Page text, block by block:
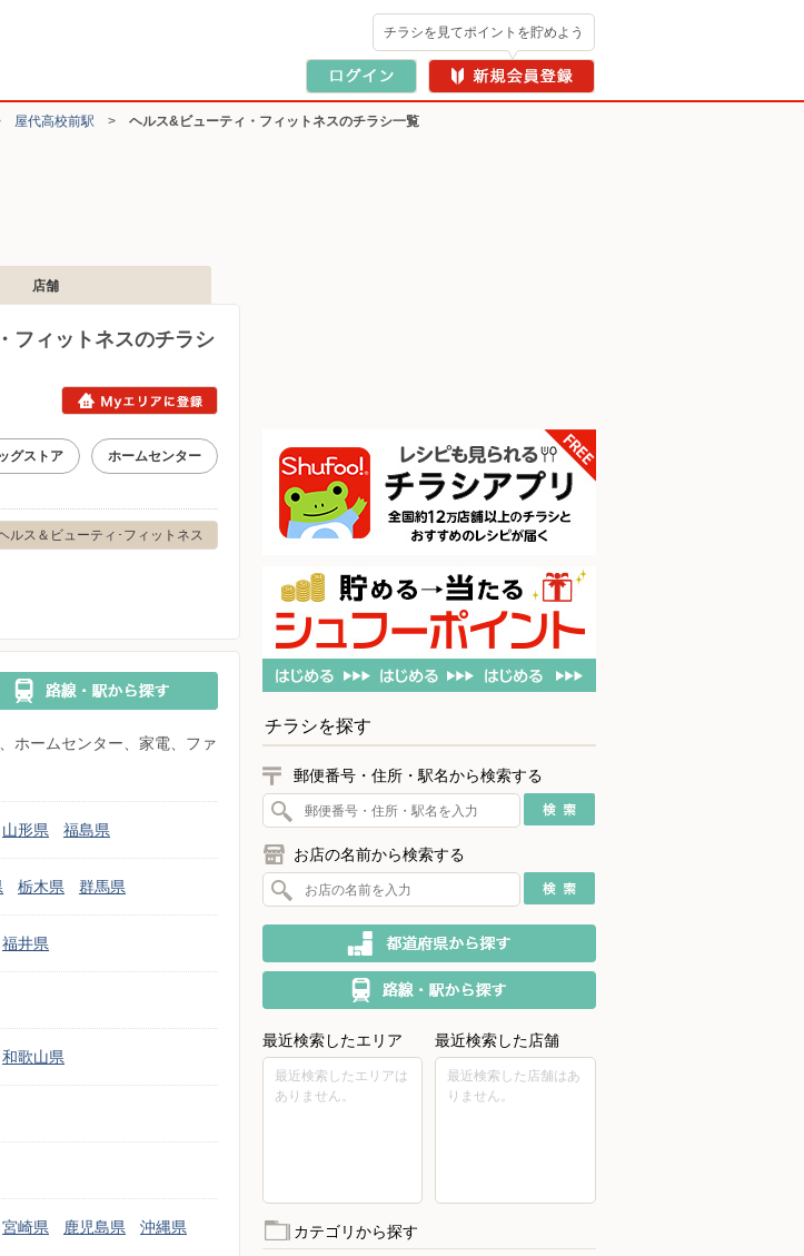
チラシを見てポイントを貯めよう
屋代高校前駅 > ヘルス&ビューティ・フィットネスのチラシ一覧
店舗
フィットネスのチラシ
グストア ホームセンター
ルス＆ビューティ･フィットネス
ホームセンター、家電、ファ
山形県 福島県
栃木県 群馬県
福井県
和歌山県
宮崎県 鹿児島県 沖縄県
チラシを探す
郵便番号・住所・駅名から検索する
お店の名前から検索する
最近検索したエリア
最近検索したエリアは
ありません。
最近検索した店舗
最近検索した店舗はあ
りません。
カテゴリから探す